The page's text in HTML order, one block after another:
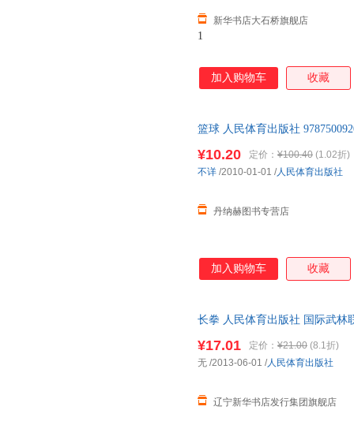
1
新华书店大石桥旗舰店
加入购物车 收藏
篮球 人民体育出版社
¥10.20 定价： ¥100.40 (1.02折)
丹纳赫图书专营店
不详 /2010-01-01 /人民体育出版社
加入购物车 收藏
长拳 人民体育出版社 国际武林
¥17.01 定价： ¥21.00 (8.1折)
辽宁新华书店发行集团旗舰店
无 /2013-06-01 /人民体育出版社